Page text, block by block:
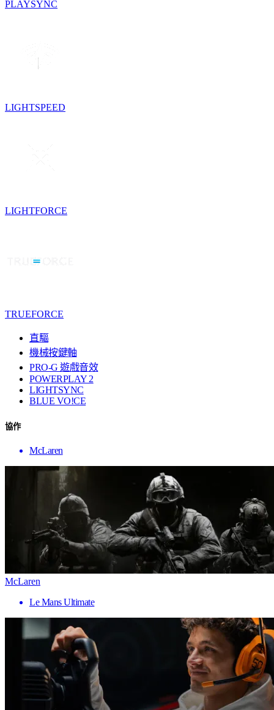
PLAYSYNC
LIGHTSPEED
LIGHTFORCE
TRUEFORCE
直驅
機械按鍵軸
PRO-G 遊戲音效
POWERPLAY 2
LIGHTSYNC
BLUE VO!CE
協作
McLaren
McLaren
Le Mans Ultimate